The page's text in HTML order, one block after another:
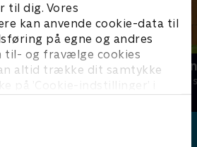
til dig. Vores
kan anvende cookie-data til
på egne og andres
til- og fravælge cookies
altid trække dit samtykke
på ’Cookie-indstillinger’ i
køretøjer Den dag
Børneserier •